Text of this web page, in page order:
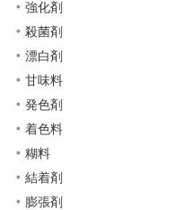
強化剤
殺菌剤
漂白剤
甘味料
発色剤
着色料
糊料
結着剤
膨張剤